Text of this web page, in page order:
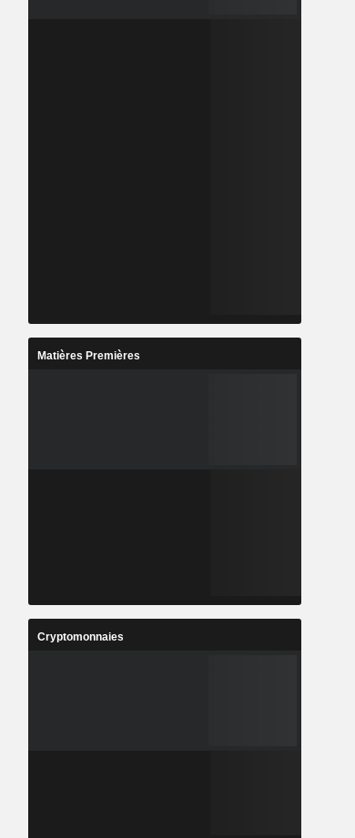
Matières Premières
Cryptomonnaies